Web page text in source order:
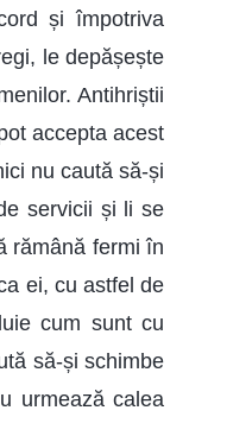
și împotriva
le depășește
Antihriștii
accepta acest
nu caută să-și
servicii și li se
rămână fermi în
ei, cu astfel de
cum sunt cu
să-și schimbe
urmează calea